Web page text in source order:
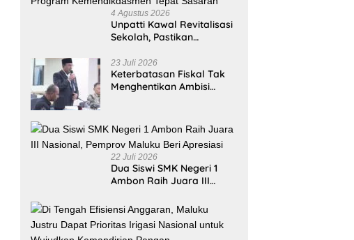
4 Agustus 2026
Unpatti Kawal Revitalisasi
Sekolah, Pastikan
Kemendikdasmen Tepat
Sasaran
23 Juli 2026
Keterbatasan Fiskal Tak
Menghentikan Ambisi
Kolaborasi
Multipendanaan
22 Juli 2026
Dua Siswi SMK Negeri 1
Ambon Raih Juara III
Beri Apresiasi